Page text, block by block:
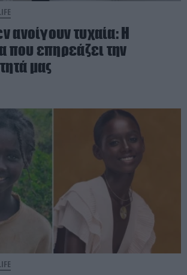
ανοίγουν τυχαία: Η
που επηρεάζει την
μας